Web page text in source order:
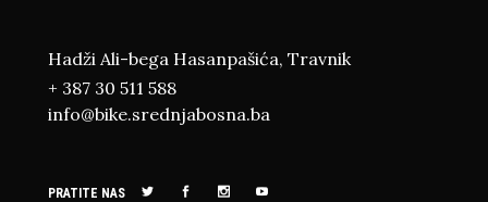
Hadži Ali-bega Hasanpašića, Travnik
+ 387 30 511 588
info@bike.srednjabosna.ba
PRATITE NAS